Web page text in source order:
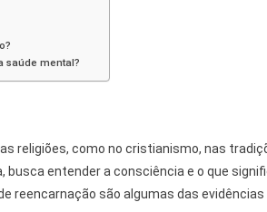
saúde mental?
religiões, como no cristianismo, nas
entender a consciência e o que
reencarnação são algumas das